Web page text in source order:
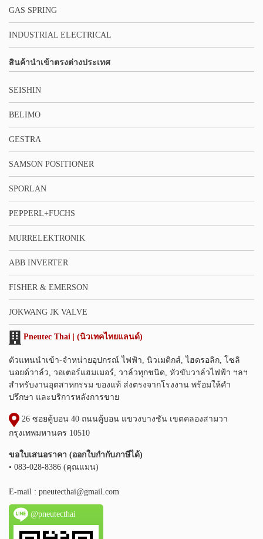
GAS SPRING
INDUSTRIAL ELECTRICAL
สินค้านำเข้าตรงต่างประเทศ
SEISHIN
BELIMO
GESTRA
SAMSON POSITIONER
SPORLAN
PEPPERL+FUCHS
MURRELEKTRONIK
ABB INVERTER
FISHER & EMERSON
JOKWANG JK VALVE
Pneutec Thai | (นิวเทคไทยแลนด์)
ตัวแทนนำเข้า-จำหน่ายอุปกรณ์ ไฟฟ้า, นิวเมติกส์, ไฮดรอลิก, โซลิ
นอยด์วาล์ว, วอเตอร์แฮมเมอร์, วาล์วทุกชนิด, หัวขับวาล์วไฟฟ้า ฯลฯ
สำหรับงานอุตสาหกรรม ของแท้ ส่งตรงจากโรงงาน พร้อมให้คำ
ปรึกษา และบริการหลังการขาย
26 ซอยคู้บอน 40 ถนนคู้บอน แขวงบางชัน เขตคลองสามวา
กรุงเทพมหานคร 10510
ขอใบเสนอราคา (ออกใบกำกับภาษีได้)
• 083-028-8386 (คุณแมน)
E-mail : pneutecthai@gmail.com
@pneutecthai